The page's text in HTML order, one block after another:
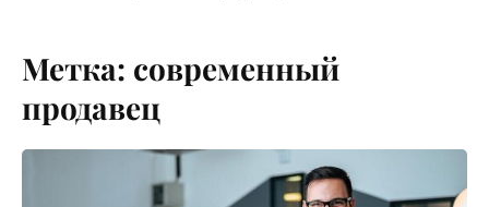
Метка: современный
продавец